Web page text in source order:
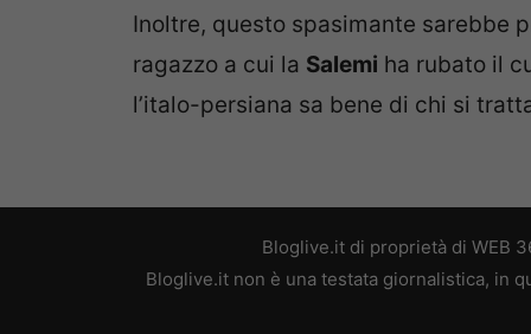
Inoltre, questo spasimante sarebbe
ragazzo a cui la Salemi ha rubato il
l’italo-persiana sa bene di chi si
Bloglive.it di proprietà di WEB
Bloglive.it non è una testata giornalistica, in